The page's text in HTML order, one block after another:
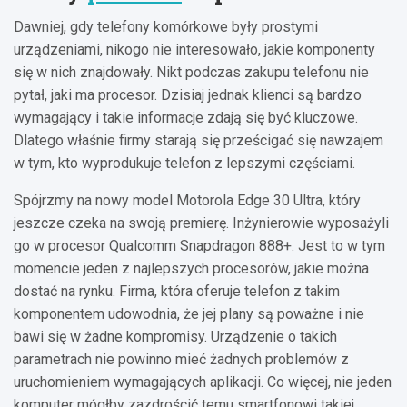
Dawniej, gdy telefony komórkowe były prostymi
urządzeniami, nikogo nie interesowało, jakie komponenty
się w nich znajdowały. Nikt podczas zakupu telefonu nie
pytał, jaki ma procesor. Dzisiaj jednak klienci są bardzo
wymagający i takie informacje zdają się być kluczowe.
Dlatego właśnie firmy starają się prześcigać się nawzajem
w tym, kto wyprodukuje telefon z lepszymi częściami.
Spójrzmy na nowy model Motorola Edge 30 Ultra, który
jeszcze czeka na swoją premierę. Inżynierowie wyposażyli
go w procesor Qualcomm Snapdragon 888+. Jest to w tym
momencie jeden z najlepszych procesorów, jakie można
dostać na rynku. Firma, która oferuje telefon z takim
komponentem udowodnia, że jej plany są poważne i nie
bawi się w żadne kompromisy. Urządzenie o takich
parametrach nie powinno mieć żadnych problemów z
uruchomieniem wymagających aplikacji. Co więcej, nie jeden